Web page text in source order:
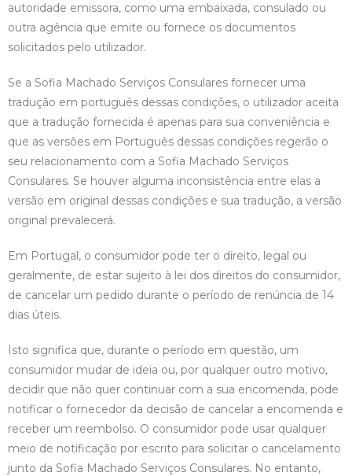
autoridade emissora, como uma embaixada, consulado ou
outra agência que emite ou fornece os documentos
solicitados pelo utilizador.
Se a Sofia Machado Serviços Consulares fornecer uma
tradução em português dessas condições, o utilizador aceita
que a tradução fornecida é apenas para sua conveniência e
que as versões em Português dessas condições regerão o
seu relacionamento com a Sofia Machado Serviços
Consulares. Se houver alguma inconsistência entre elas a
versão em original dessas condições e sua tradução, a versão
original prevalecerá.
Em Portugal, o consumidor pode ter o direito, legal ou
geralmente, de estar sujeito à lei dos direitos do consumidor,
de cancelar um pedido durante o período de renúncia de 14
dias úteis.
Isto significa que, durante o período em questão, um
consumidor mudar de ideia ou, por qualquer outro motivo,
decidir que não quer continuar com a sua encomenda, pode
notificar o fornecedor da decisão de cancelar a encomenda e
receber um reembolso. O consumidor pode usar qualquer
meio de notificação por escrito para solicitar o cancelamento
junto da Sofia Machado Serviços Consulares. No entanto,